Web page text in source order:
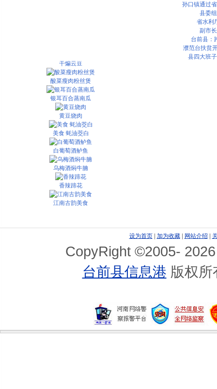
孙口镇通过
县委
省水利
副市
台前县：
濮范台扶贫
县四大班
干煸云豆
酸菜瘦肉粉丝煲
银耳百合蒸南瓜
黄豆烧肉
美食 蚝油茭白
白葡萄酒鲈鱼
乌梅酒焖牛腩
香辣蹄花
江南古韵美食
设为首页| 加为收藏| 网站介绍 |
CopyRight ©2005-
台前县信息港 版权